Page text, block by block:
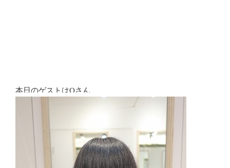
本日のゲストはOさん